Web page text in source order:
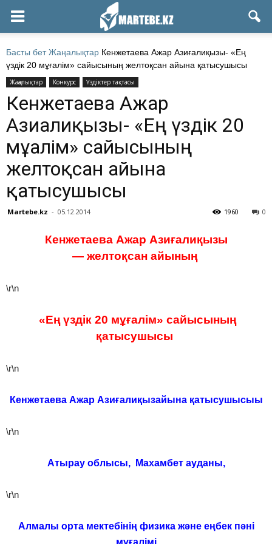
Басты бет Жаңалықтар Кенжетаева Ажар Азиғалиқызы- «Ең
үздік 20 мұғалім» сайысының желтоқсан айына қатысушысы
Жаңалықтар Конкурс Үздіктер тақтасы
Кенжетаева Ажар
Азиғалиқызы- «Ең үздік 20
мұғалім» сайысының
желтоқсан айына
қатысушысы
Martebe.kz - 05.12.2014 0
1960
Кенжетаева Ажар Азиғалиқызы
— желтоқсан айының
\r\n
«Ең үздік 20 мұғалім» сайысының
қатысушысы
\r\n
Кенжетаева Ажар Азиғалиқызайына қатысушысыы
\r\n
Атырау облысы, Махамбет ауданы,
\r\n
Алмалы орта мектебінің физика және еңбек пәні
мұғалімі